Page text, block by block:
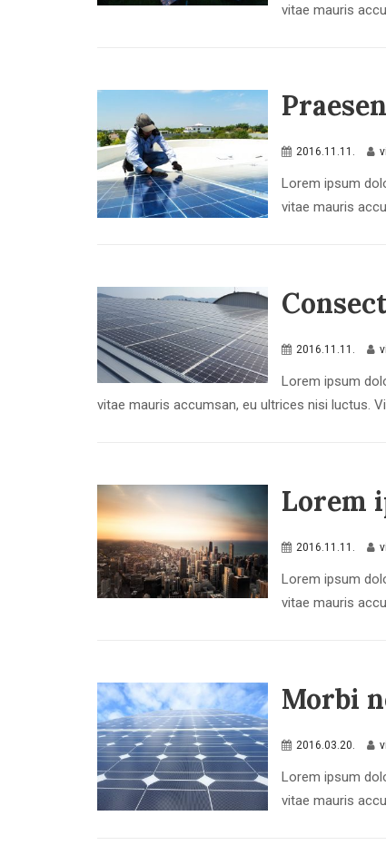
vitae mauris
2016.11.11.
Lorem ipsum
vitae mauris
2016.11.11.
Lorem ipsum
vitae mauris accumsan, eu ultrices nisi luctus.
Lorem
2016.11.11.
Lorem ipsum
vitae mauris
Morbi
2016.03.20.
Lorem ipsum
vitae mauris